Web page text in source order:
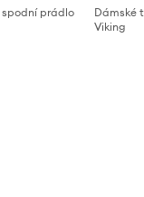
prádlo
Dámské
Viking